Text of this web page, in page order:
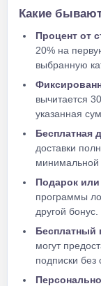
Какие
Процент от
20% на
выбранную
вычитается
указанная
Бесплатная
доставки
минимальной
Подарок или
программы
другой бонус.
Бесплатный
могут
подписки без